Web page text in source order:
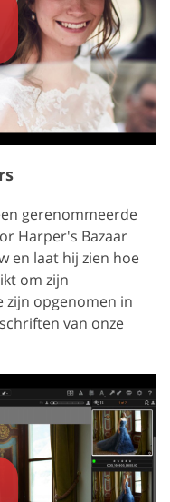
gerenommeerde
Harper's Bazaar
en laat hij zien hoe
om zijn
zijn opgenomen in
van onze